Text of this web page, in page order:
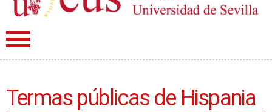
Termas públicas de Hispania